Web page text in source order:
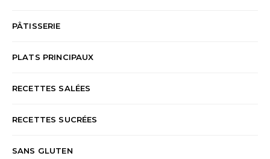
PÂTISSERIE
PLATS PRINCIPAUX
RECETTES SALÉES
RECETTES SUCRÉES
SANS GLUTEN